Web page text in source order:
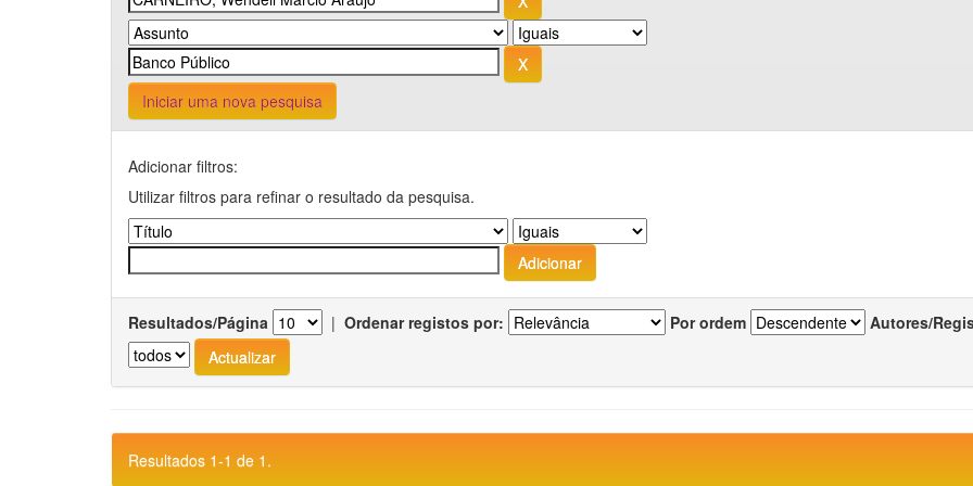
Iniciar uma nova pesquisa
Adicionar filtros:
Utilizar filtros para refinar o resultado da pesquisa.
Resultados/Página | Ordenar registos por: Por ordem Autores/
Resultados 1-1 de 1.